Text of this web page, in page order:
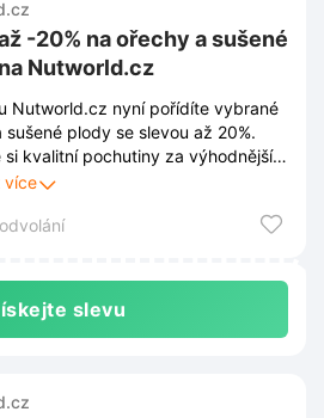
-20% na ořechy a sušené
Nutworld.cz
Nutworld.cz nyní pořídíte vybrané
sušené plody se slevou až 20%.
si kvalitní pochutiny za výhodnější
zásoby ještě dnes.
více
slevu